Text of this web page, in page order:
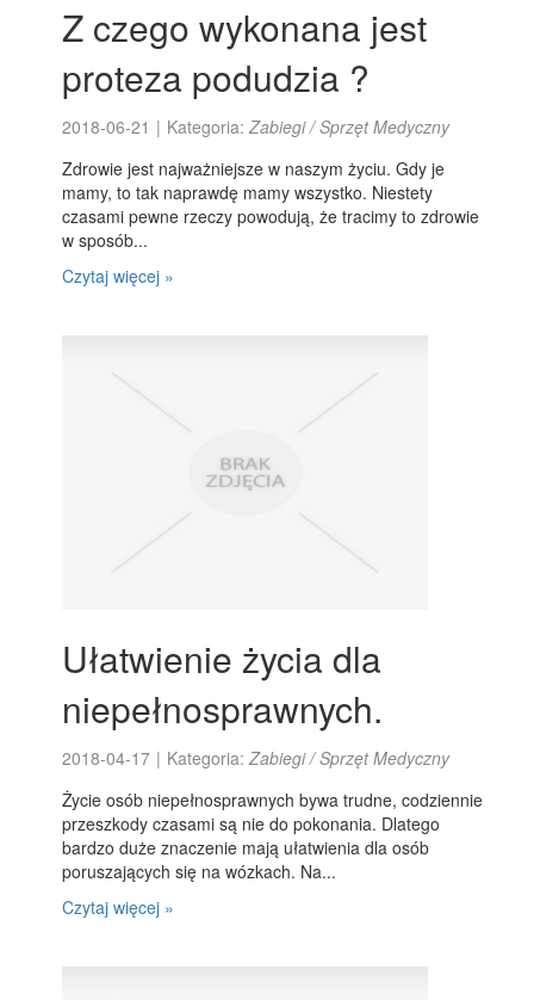
Z czego wykonana jest
proteza podudzia ?
2018-06-21 | Kategoria:Zabiegi / Sprzęt Medyczny
Zdrowie jest najważniejsze w naszym życiu. Gdy je
mamy, to tak naprawdę mamy wszystko. Niestety
czasami pewne rzeczy powodują, że tracimy to zdrowie
w sposób...
Czytaj więcej »
Ułatwienie życia dla
niepełnosprawnych.
2018-04-17 | Kategoria:Zabiegi / Sprzęt Medyczny
Życie osób niepełnosprawnych bywa trudne, codziennie
przeszkody czasami są nie do pokonania. Dlatego
bardzo duże znaczenie mają ułatwienia dla osób
poruszających się na wózkach. Na...
Czytaj więcej »